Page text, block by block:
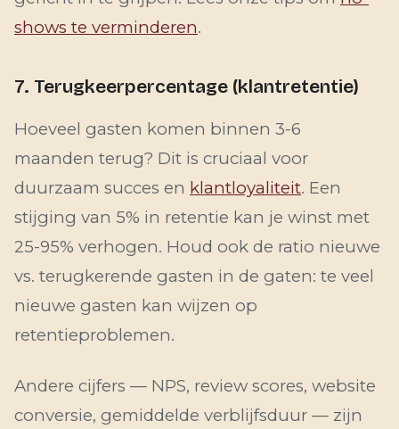
shows te verminderen.
7. Terugkeerpercentage (klantretentie)
Hoeveel gasten komen binnen 3-6
maanden terug? Dit is cruciaal voor
duurzaam succes en klantloyaliteit. Een
stijging van 5% in retentie kan je winst met
25-95% verhogen. Houd ook de ratio nieuwe
vs. terugkerende gasten in de gaten: te veel
nieuwe gasten kan wijzen op
retentieproblemen.
Andere cijfers — NPS, review scores, website
conversie, gemiddelde verblijfsduur — zijn